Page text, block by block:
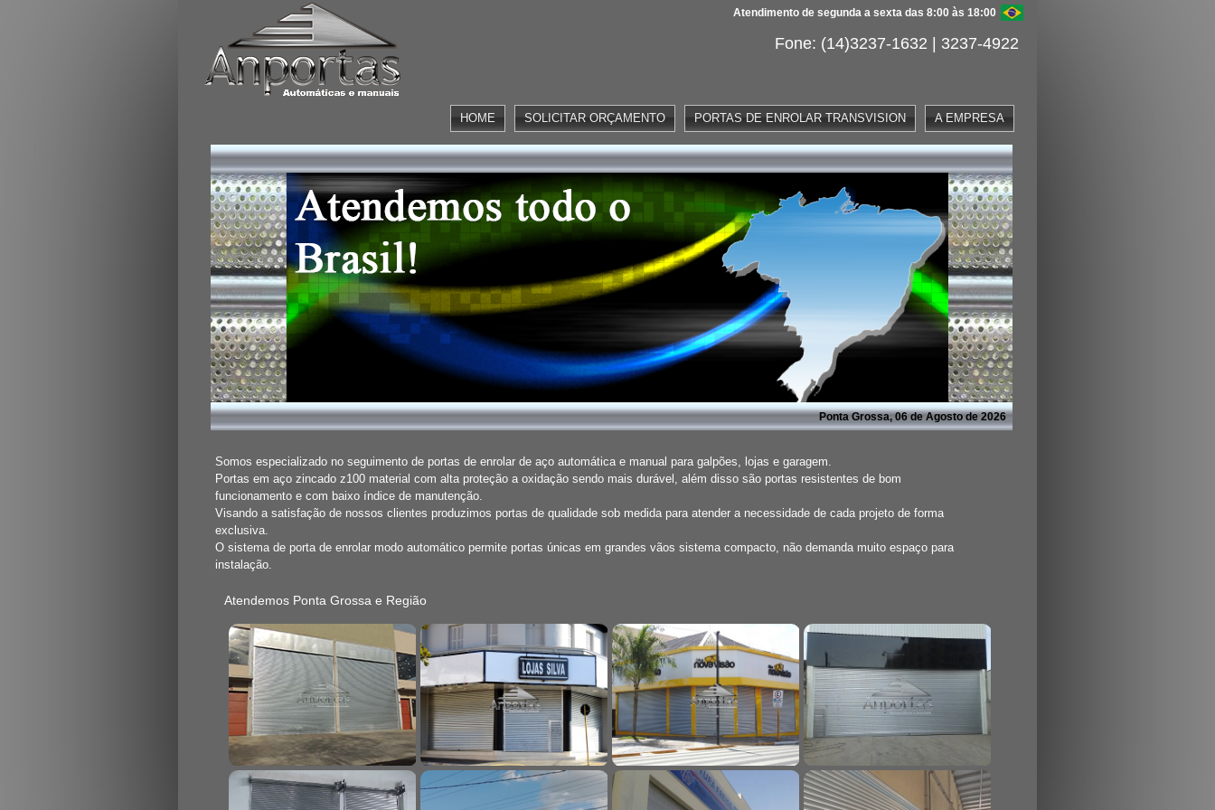
Atendimento de segunda a sexta das 8:00 às 18:00
Fone: (14)3237-1632 | 3237-4922
HOME SOLICITAR ORÇAMENTO PORTAS DE ENROLAR TRANSVISION A EMPRESA
Ponta Grossa, 06 de Agosto de 2026
Somos especializado no seguimento de portas de enrolar de aço automática e manual para galpões, lojas e garagem.
Portas em aço zincado z100 material com alta proteção a oxidação sendo mais durável, além disso são portas resistentes de bom
funcionamento e com baixo índice de manutenção.
Visando a satisfação de nossos clientes produzimos portas de qualidade sob medida para atender a necessidade de cada projeto de forma
exclusiva.
O sistema de porta de enrolar modo automático permite portas únicas em grandes vãos sistema compacto, não demanda muito espaço para
instalação.
Atendemos Ponta Grossa e Região